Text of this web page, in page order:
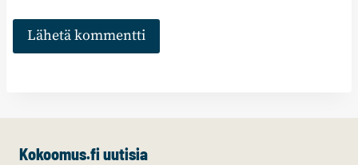
Kokoomus.fi uutisia